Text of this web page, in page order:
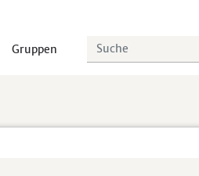
Gruppen